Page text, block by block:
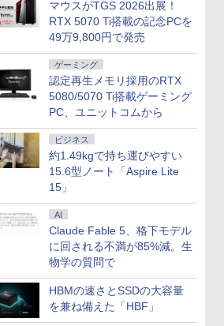
マウスがTGS 2026出展！
RTX 5070 Ti搭載の記念PCを
49万9,800円で発売
ゲーミング
認定再生メモリ採用のRTX
5080/5070 Ti搭載ゲーミング
PC、ユニットコムから
ビジネス
約1.49kgで持ち運びやすい
15.6型ノート「Aspire Lite
15」
AI
Claude Fable 5、格下モデル
に回される不満が85%減。生
物学の質問で
HBMの速さとSSDの大容量
を兼ね備えた「HBF」